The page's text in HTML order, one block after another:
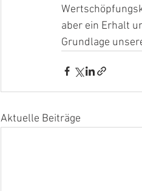
aber ein Erhalt
Grundlage
Aktuelle Beiträge